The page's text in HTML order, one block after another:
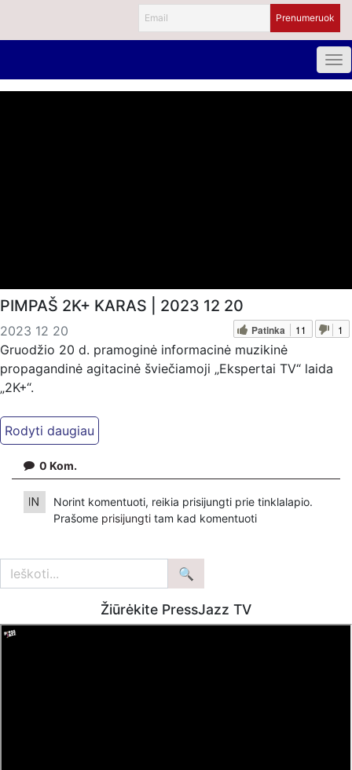
PIMPAŠ 2K+ KARAS | 2023 12 20
2023 12 20 Patinka 11 1
Gruodžio 20 d. pramoginė informacinė muzikinė
propagandinė agitacinė šviečiamoji „Ekspertai TV“ laida
„2K+“.
Kiti mūsų kanalai:
Ekspertai.eu Telegram'e – https://t.me/ekspertaiTelegram
https://www.ekspertai.eu
Mūsų veikla galima tik dėka skaitytojų ir žiūrovų, mus
VšĮ „Ekspertai.eu“ per PayPal paspaudę šią nuorodą –
https://www.paypal.com/paypalme/Ekspertaieu?
0 Kom.
Norint komentuoti, reikia prisijungti prie tinklalapio.
Prašome prisijungti tam kad komentuoti
Žiūrėkite PressJazz TV